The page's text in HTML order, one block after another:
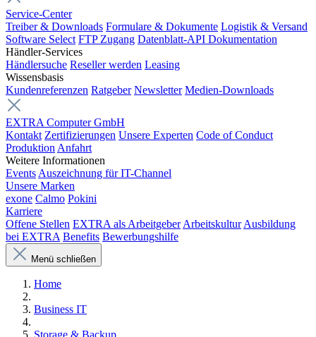
Service-Center
Treiber & Downloads Formulare & Dokumente Logistik & Versand
Software Select FTP Zugang Datenblatt-API Dokumentation
Händler-Services
Händlersuche Reseller werden Leasing
Wissensbasis
Kundenreferenzen Ratgeber Newsletter Medien-Downloads
EXTRA Computer GmbH
Kontakt Zertifizierungen Unsere Experten Code of Conduct
Produktion Anfahrt
Weitere Informationen
Events Auszeichnung für IT-Channel
Unsere Marken
exone Calmo Pokini
Karriere
Offene Stellen EXTRA als Arbeitgeber Arbeitskultur Ausbildung
bei EXTRA Benefits Bewerbungshilfe
Menü schließen
Home
Business IT
Storage & Backup